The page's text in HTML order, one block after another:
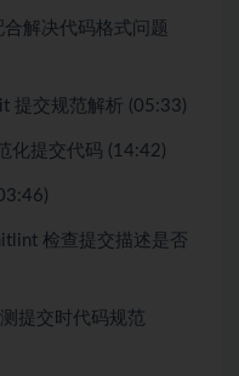
解决代码格式问题
提交规范解析 (05:33)
化提交代码 (14:42)
检查提交描述是否
提交时代码规范